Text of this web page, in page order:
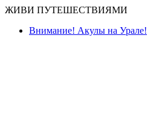
ЖИВИ ПУТЕШЕСТВИЯМИ
Внимание! Акулы на Урале!